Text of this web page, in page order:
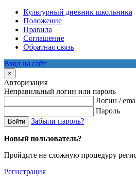
Культурный дневник школьника
Положение
Правила
Соглашение
Обратная связь
Вход на сайт
×
Авторизация
Неправильный логин или пароль
Логин /
Пароль
Войти Забыли пароль?
Новый пользователь?
Пройдите не сложную процедуру
Регистрация